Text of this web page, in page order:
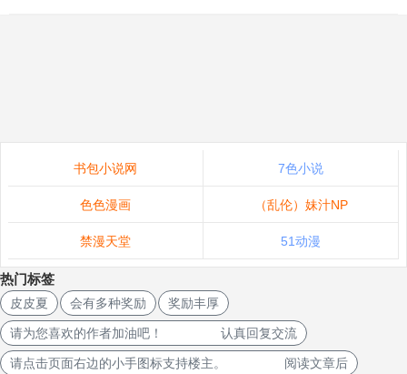
书包小说网 7色小说
色色漫画 （乱伦）妹汁NP
禁漫天堂 51动漫
热门标签
皮皮夏 会有多种奖励 奖励丰厚
请为您喜欢的作者加油吧！ 认真回复交流
请点击页面右边的小手图标支持楼主。 阅读文章后